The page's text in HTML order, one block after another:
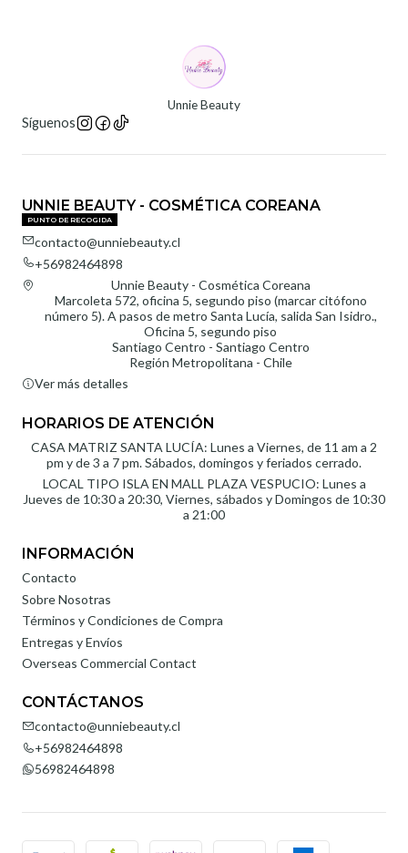
Unnie Beauty
Síguenos
UNNIE BEAUTY - COSMÉTICA COREANA
PUNTO DE RECOGIDA
contacto@unniebeauty.cl
+56982464898
Unnie Beauty - Cosmética Coreana
Marcoleta 572, oficina 5, segundo piso (marcar citófono
número 5). A pasos de metro Santa Lucía, salida San Isidro.,
Oficina 5, segundo piso
Santiago Centro - Santiago Centro
Región Metropolitana - Chile
Ver más detalles
HORARIOS DE ATENCIÓN
CASA MATRIZ SANTA LUCÍA: Lunes a Viernes, de 11 am a 2
pm y de 3 a 7 pm. Sábados, domingos y feriados cerrado.
LOCAL TIPO ISLA EN MALL PLAZA VESPUCIO: Lunes a
Jueves de 10:30 a 20:30, Viernes, sábados y Domingos de 10:30
a 21:00
INFORMACIÓN
Contacto
Sobre Nosotras
Términos y Condiciones de Compra
Entregas y Envíos
Overseas Commercial Contact
CONTÁCTANOS
contacto@unniebeauty.cl
+56982464898
56982464898